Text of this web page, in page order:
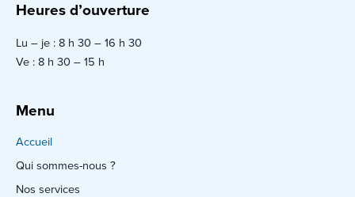
Heures d’ouverture
Lu – je : 8 h 30 – 16 h 30
Ve : 8 h 30 – 15 h
Menu
Accueil
Qui sommes-nous ?
Nos services